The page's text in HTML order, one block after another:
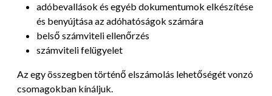
adóbevallások és egyéb dokumentumok elkészítése
és benyújtása az adóhatóságok számára
belső számviteli ellenőrzés
számviteli felügyelet
Az egy összegben történő elszámolás lehetőségét vonzó
csomagokban kínáljuk.